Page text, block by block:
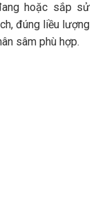
hoặc sắp sử
đúng liều lượng
sâm phù hợp.